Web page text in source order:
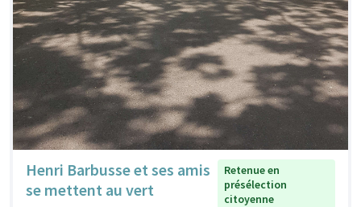
Henri Barbusse et ses amis
se mettent au vert
Retenue en
présélection
citoyenne